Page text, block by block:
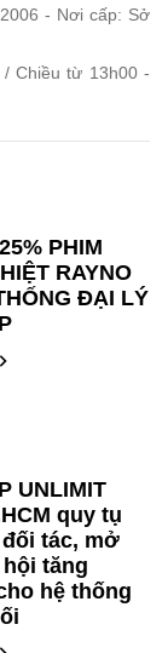
- Nơi cấp: Sở
Chiều từ 13h00 -
PHIM
RAYNO
ĐẠI LÝ
UNLIMIT
quy tụ
đối tác, mở
tăng
hệ thống